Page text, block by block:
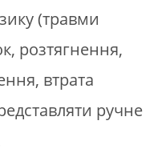
(травми
розтягнення,
втрата
ручне